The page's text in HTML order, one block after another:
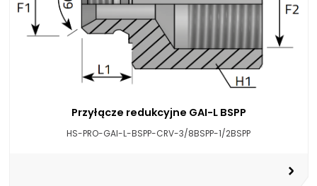
Przyłącze redukcyjne GAI-L BSPP
HS-PRO-GAI-L-BSPP-CRV-3/8BSPP-1/2BSPP